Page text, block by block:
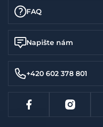
FAQ
Napište nám
+420 602 378 801